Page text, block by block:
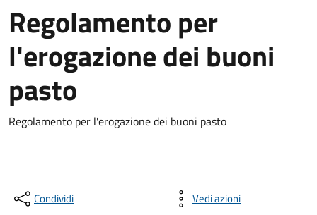
Regolamento per
l'erogazione dei buoni
pasto
Regolamento per l'erogazione dei buoni pasto
Condividi Vedi azioni